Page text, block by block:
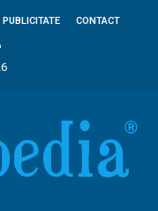
PUBLICITATE CONTACT